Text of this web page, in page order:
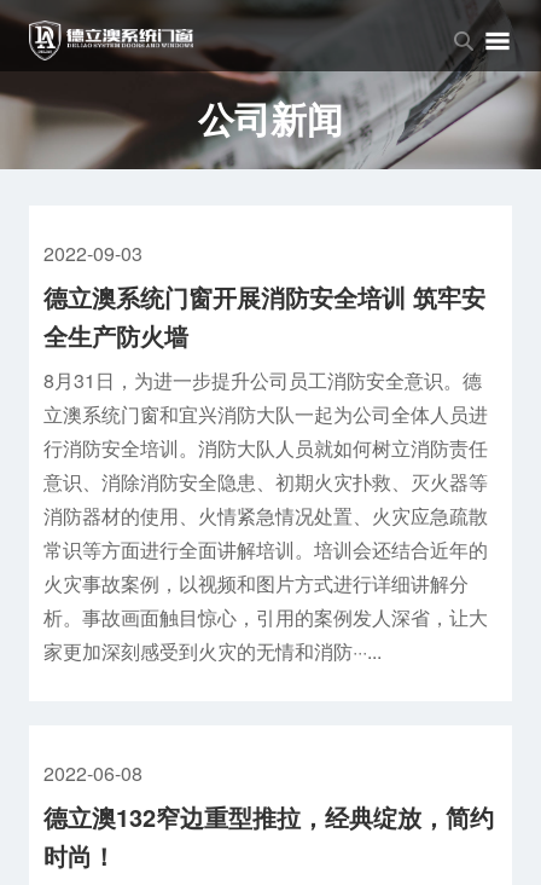
品牌中心
品牌介绍
企业文化
产品中心
窗系列
门系列
新闻中心
公司新闻
行业资讯
公司新闻
2022-09-03
德立澳系统门窗开展消防安全培训 筑牢安
全生产防火墙
8月31日，为进一步提升公司员工消防安全意识。德
立澳系统门窗和宜兴消防大队一起为公司全体人员进
行消防安全培训。消防大队人员就如何树立消防责任
意识、消除消防安全隐患、初期火灾扑救、灭火器等
消防器材的使用、火情紧急情况处置、火灾应急疏散
常识等方面进行全面讲解培训。培训会还结合近年的
火灾事故案例，以视频和图片方式进行详细讲解分
析。事故画面触目惊心，引用的案例发人深省，让大
家更加深刻感受到火灾的无情和消防···...
2022-06-08
德立澳132窄边重型推拉，经典绽放，简约
时尚！